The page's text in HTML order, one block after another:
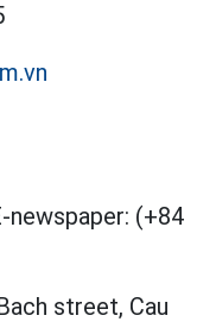
newspaper: (+84
street, Cau